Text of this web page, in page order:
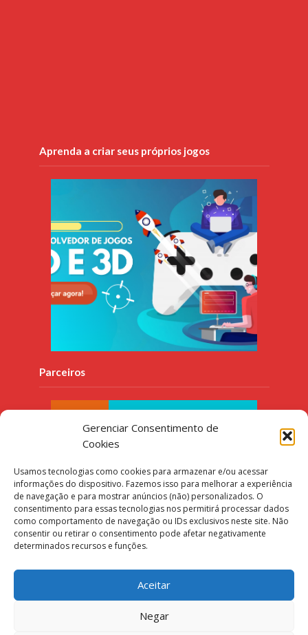
Gerenciar Consentimento de
Cookies
Usamos tecnologias como cookies para armazenar e/ou acessar
informações do dispositivo. Fazemos isso para melhorar a experiência
de navegação e para mostrar anúncios (não) personalizados. O
consentimento para essas tecnologias nos permitirá processar dados
como comportamento de navegação ou IDs exclusivos neste site. Não
consentir ou retirar o consentimento pode afetar negativamente
determinados recursos e funções.
Aceitar
Negar
Aprenda a criar seus próprios jogos
Parceiros